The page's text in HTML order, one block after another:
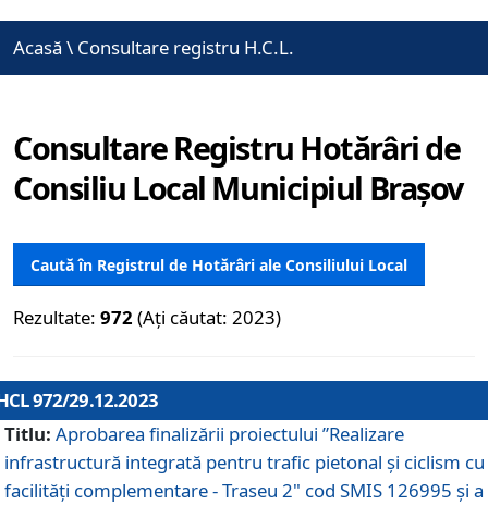
Acasă \ Consultare registru H.C.L.
Consultare Registru Hotărâri de
Consiliu Local Municipiul Brașov
Caută în Registrul de Hotărâri ale Consiliului Local
Rezultate: 972 (Ați căutat: 2023)
972/29.12.2023
Titlu: Aprobarea finalizării proiectului ”Realizare
infrastructură integrată pentru trafic pietonal și ciclism cu
facilități complementare - Traseu 2" cod SMIS 126995 și a